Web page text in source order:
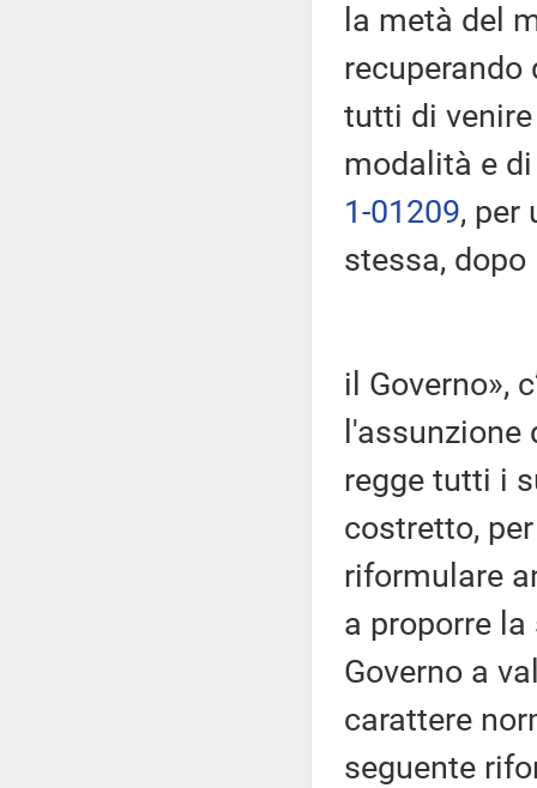
la metà del
recuperando
tutti di
modalità e
1-01209, per
stessa,
il Governo»,
regge tutti i
costretto,
riformulare
a proporre
Governo a
carattere
seguente